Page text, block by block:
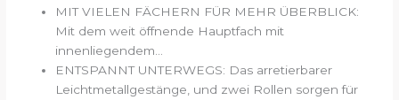
MIT VIELEN FÄCHERN FÜR MEHR ÜBERBLICK:
Mit dem weit öffnende Hauptfach mit
innenliegendem...
ENTSPANNT UNTERWEGS: Das arretierbarer
Leichtmetallgestänge, und zwei Rollen sorgen für